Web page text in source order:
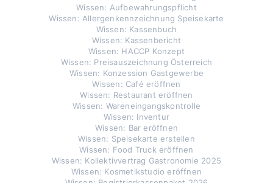
Wissen: Aufbewahrungspflicht
Wissen: Allergenkennzeichnung Speisekarte
Wissen: Kassenbuch
Wissen: Kassenbericht
Wissen: HACCP Konzept
Wissen: Preisauszeichnung Österreich
Wissen: Konzession Gastgewerbe
Wissen: Café eröffnen
Wissen: Restaurant eröffnen
Wissen: Wareneingangskontrolle
Wissen: Inventur
Wissen: Bar eröffnen
Wissen: Speisekarte erstellen
Wissen: Food Truck eröffnen
Wissen: Kollektivvertrag Gastronomie 2025
Wissen: Kosmetikstudio eröffnen